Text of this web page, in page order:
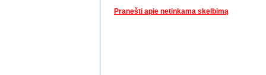
Pranešti apie netinkama skelbimą